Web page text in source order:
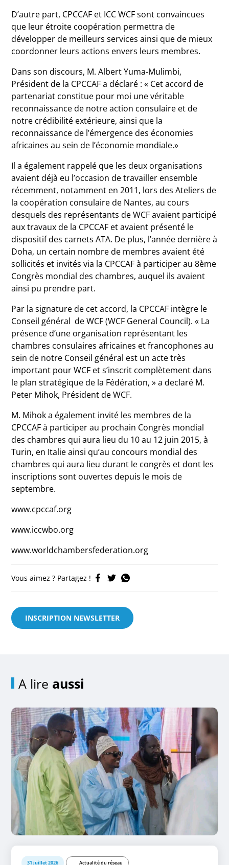
D’autre part, CPCCAF et ICC WCF sont convaincues
que leur étroite coopération permettra de
développer de meilleurs services ainsi que de mieux
coordonner leurs actions envers leurs membres.
Dans son discours, M. Albert Yuma-Mulimbi,
Président de la CPCCAF a déclaré : « Cet accord de
partenariat constitue pour moi une véritable
reconnaissance de notre action consulaire et de
notre crédibilité extérieure, ainsi que la
reconnaissance de l’émergence des économies
africaines au sein de l’économie mondiale.»
Il a également rappelé que les deux organisations
avaient déjà eu l’occasion de travailler ensemble
récemment, notamment en 2011, lors des Ateliers de
la coopération consulaire de Nantes, au cours
desquels des représentants de WCF avaient participé
aux travaux de la CPCCAF et avaient présenté le
dispositif des carnets ATA. De plus, l’année dernière à
Doha, un certain nombre de membres avaient été
sollicités et invités via la CPCCAF à participer au 8ème
Congrès mondial des chambres, auquel ils avaient
ainsi pu prendre part.
Par la signature de cet accord, la CPCCAF intègre le
Conseil général de WCF (WCF General Council). « La
présence d’une organisation représentant les
chambres consulaires africaines et francophones au
sein de notre Conseil général est un acte très
important pour WCF et s’inscrit complètement dans
le plan stratégique de la Fédération, » a declaré M.
Peter Mihok, Président de WCF.
M. Mihok a également invité les membres de la
CPCCAF à participer au prochain Congrès mondial
des chambres qui aura lieu du 10 au 12 juin 2015, à
Turin, en Italie ainsi qu’au concours mondial des
chambres qui aura lieu durant le congrès et dont les
inscriptions sont ouvertes depuis le mois de
septembre.
www.cpccaf.org
www.iccwbo.org
www.worldchambersfederation.org
Vous aimez ? Partagez !
INSCRIPTION NEWSLETTER
A lire aussi
31 juillet 2026 Actualité du réseau